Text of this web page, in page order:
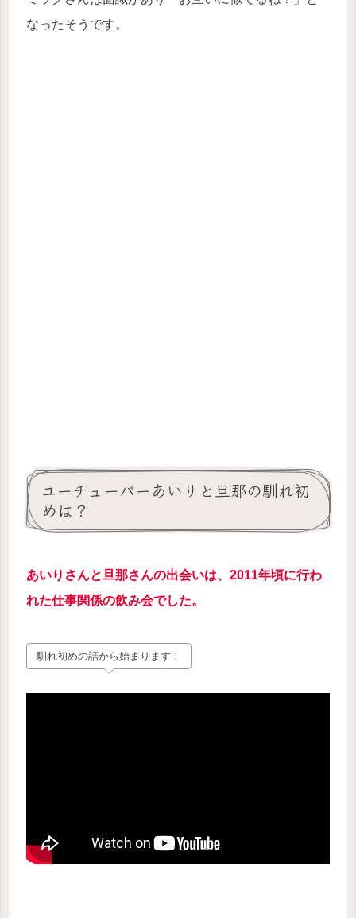
なったそうです。
ユーチューバーあいりと旦那の馴れ初
めは？
あいりさんと旦那さんの出会いは、2011年頃に行わ
れた仕事関係の飲み会でした。
馴れ初めの話から始まります！